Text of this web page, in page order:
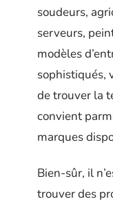
soudeurs,
serveurs,
modèles
sophistiqués,
de trouver la
convient
marques
Bien-sûr, il
trouver des